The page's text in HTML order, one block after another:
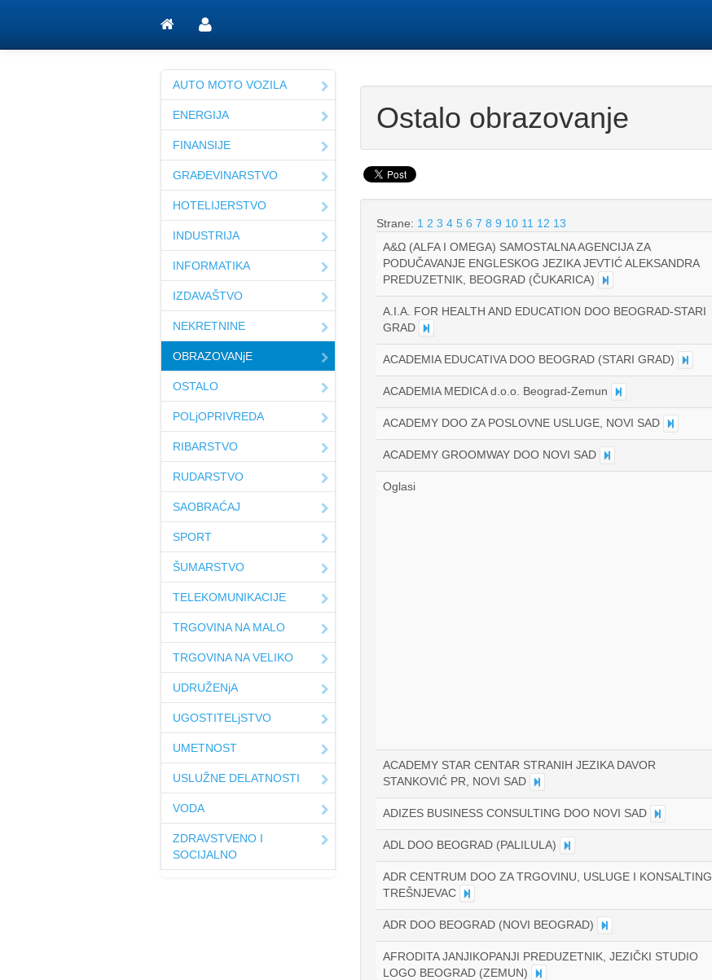
AUTO MOTO VOZILA
ENERGIJA
FINANSIJE
GRAĐEVINARSTVO
HOTELIJERSTVO
INDUSTRIJA
INFORMATIKA
IZDAVAŠTVO
NEKRETNINE
OBRAZOVANjE
OSTALO
POLjOPRIVREDA
RIBARSTVO
RUDARSTVO
SAOBRAĆAJ
SPORT
ŠUMARSTVO
TELEKOMUNIKACIJE
TRGOVINA NA MALO
TRGOVINA NA VELIKO
UDRUŽENjA
UGOSTITELjSTVO
UMETNOST
USLUŽNE DELATNOSTI
VODA
ZDRAVSTVENO I
SOCIJALNO
Ostalo obrazovanje
Strane: 1 2 3 4 5 6 7 8 9 10 11 12 13
A&Ω (ALFA I OMEGA) SAMOSTALNA AGENCIJA ZA
PODUČAVANJE ENGLESKOG JEZIKA JEVTIĆ ALEKSANDRA
PREDUZETNIK, BEOGRAD (ČUKARICA)
A.I.A. FOR HEALTH AND EDUCATION DOO BEOGRAD-STARI
GRAD
ACADEMIA EDUCATIVA DOO BEOGRAD (STARI GRAD)
ACADEMIA MEDICA d.o.o. Beograd-Zemun
ACADEMY DOO ZA POSLOVNE USLUGE, NOVI SAD
ACADEMY GROOMWAY DOO NOVI SAD
Oglasi
ACADEMY STAR CENTAR STRANIH JEZIKA DAVOR
STANKOVIĆ PR, NOVI SAD
ADIZES BUSINESS CONSULTING DOO NOVI SAD
ADL DOO BEOGRAD (PALILULA)
ADR CENTRUM DOO ZA TRGOVINU, USLUGE I KONSALTING
TREŠNJEVAC
ADR DOO BEOGRAD (NOVI BEOGRAD)
AFRODITA JANJIKOPANJI PREDUZETNIK, JEZIČKI STUDIO
LOGO BEOGRAD (ZEMUN)